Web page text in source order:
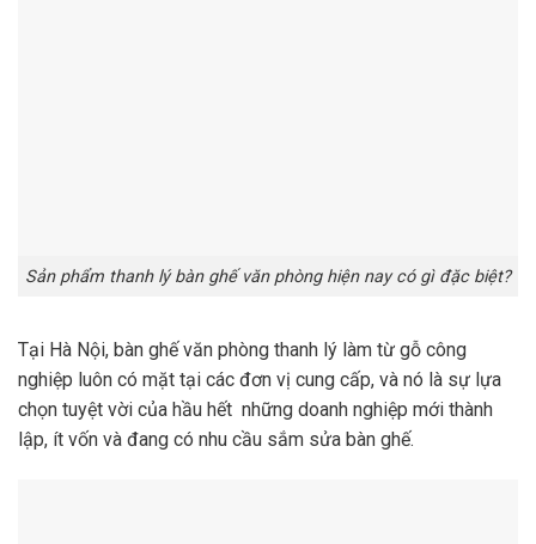
Sản phẩm thanh lý bàn ghế văn phòng hiện nay có gì đặc biệt?
Tại Hà Nội, bàn ghế văn phòng thanh lý làm từ gỗ công
nghiệp luôn có mặt tại các đơn vị cung cấp, và nó là sự lựa
chọn tuyệt vời của hầu hết những doanh nghiệp mới thành
lập, ít vốn và đang có nhu cầu sắm sửa bàn ghế.